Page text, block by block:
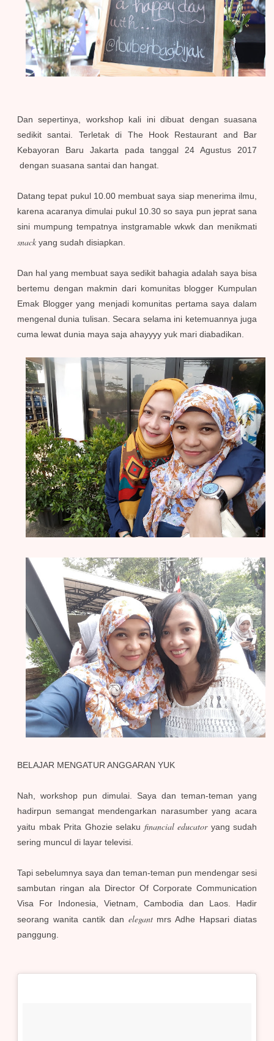
Dan sepertinya, workshop kali ini dibuat dengan suasana
sedikit santai. Terletak di The Hook Restaurant and Bar
Kebayoran Baru Jakarta pada tanggal 24 Agustus 2017
dengan suasana santai dan hangat.
Datang tepat pukul 10.00 membuat saya siap menerima ilmu,
karena acaranya dimulai pukul 10.30 so saya pun jeprat sana
sini mumpung tempatnya instgramable wkwk dan menikmati
snack yang sudah disiapkan.
Dan hal yang membuat saya sedikit bahagia adalah saya bisa
bertemu dengan makmin dari komunitas blogger Kumpulan
Emak Blogger yang menjadi komunitas pertama saya dalam
mengenal dunia tulisan. Secara selama ini ketemuannya juga
cuma lewat dunia maya saja ahayyyy yuk mari diabadikan.
BELAJAR MENGATUR ANGGARAN YUK
Nah, workshop pun dimulai. Saya dan teman-teman yang
hadirpun semangat mendengarkan narasumber yang acara
yaitu mbak Prita Ghozie selaku financial educator yang sudah
sering muncul di layar televisi.
Tapi sebelumnya saya dan teman-teman pun mendengar sesi
sambutan ringan ala Director Of Corporate Communication
Visa For Indonesia, Vietnam, Cambodia dan Laos. Hadir
seorang wanita cantik dan elegantmrs Adhe Hapsari diatas
panggung.